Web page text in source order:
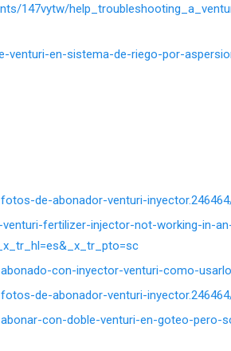
147vytw/
en-sistema-de-riego-por-
de-abonador-venturi-
fertilizer-injector-not-working-in-
con-inyector-venturi-como-
de-abonador-venturi-
con-doble-venturi-en-goteo-pero-